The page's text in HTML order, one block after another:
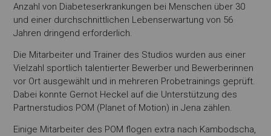
Anzahl von Diabeteserkrankungen bei Menschen über 30
und einer durchschnittlichen Lebenserwartung von 56
Jahren dringend erforderlich.
Die Mitarbeiter und Trainer des Studios wurden aus einer
Vielzahl sportlich talentierter Bewerber und Bewerberinnen
vor Ort ausgewählt und in mehreren Probetrainings geprüft.
Dabei konnte Gernot Heckel auf die Unterstützung des
Partnerstudios POM (Planet of Motion) in Jena zählen.
Einige Mitarbeiter des POM flogen extra nach Kambodscha,